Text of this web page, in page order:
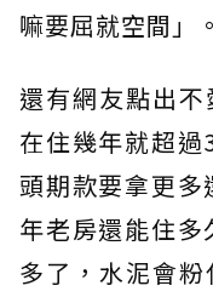
嘛要屈就空間」。
還有網友點出
在住幾年就超
頭期款要拿更
年老房還能住
多了，水泥會